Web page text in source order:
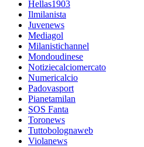
Hellas1903
Ilmilanista
Juvenews
Mediagol
Milanistichannel
Mondoudinese
Notiziecalciomercato
Numericalcio
Padovasport
Pianetamilan
SOS Fanta
Toronews
Tuttobolognaweb
Violanews